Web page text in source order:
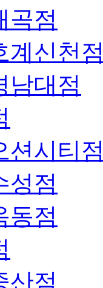
곡점
계신천
남대점
션시티
성점
동점
산점